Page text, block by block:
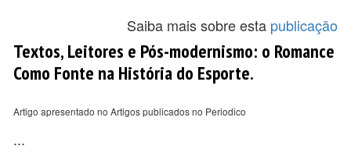
Saiba mais sobre esta publicação
Textos, Leitores e Pós-modernismo: o Romance
Como Fonte na História do Esporte.
Artigo apresentado no Artigos publicados no Periodico
...